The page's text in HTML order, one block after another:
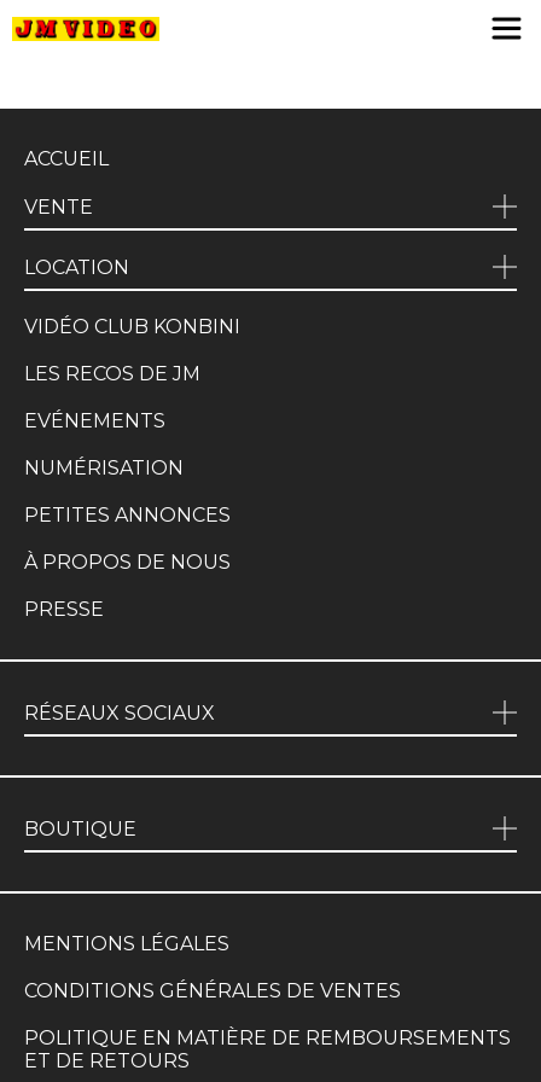
ACCUEIL
VENTE
LOCATION
VIDÉO CLUB KONBINI
LES RECOS DE JM
EVÉNEMENTS
NUMÉRISATION
PETITES ANNONCES
À PROPOS DE NOUS
PRESSE
RÉSEAUX SOCIAUX
BOUTIQUE
MENTIONS LÉGALES
CONDITIONS GÉNÉRALES DE VENTES
POLITIQUE EN MATIÈRE DE REMBOURSEMENTS
ET DE RETOURS